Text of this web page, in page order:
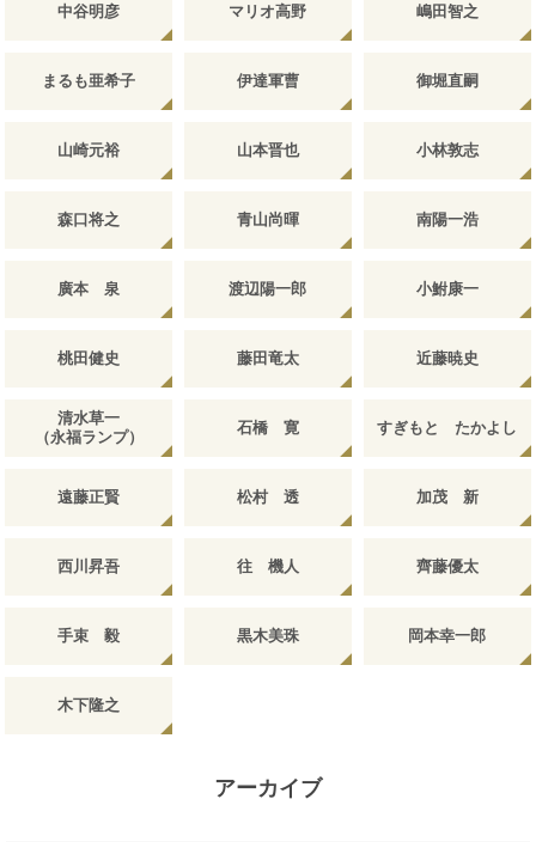
中谷明彦 マリオ高野 嶋田智之
まるも亜希子 伊達軍曹 御堀直嗣
山崎元裕 山本晋也 小林敦志
森口将之 青山尚暉 南陽一浩
廣本 泉 渡辺陽一郎 小鮒康一
桃田健史 藤田竜太 近藤暁史
清水草一
（永福ランプ）
石橋 寛 すぎもと たかよし
遠藤正賢 松村 透 加茂 新
西川昇吾 往 機人 齊藤優太
手束 毅 黒木美珠 岡本幸一郎
木下隆之
アーカイブ